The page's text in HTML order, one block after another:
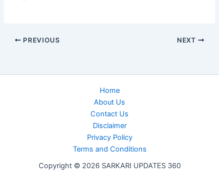
PREVIOUS NEXT
Home
About Us
Contact Us
Disclaimer
Privacy Policy
Terms and Conditions
Copyright © 2026 SARKARI UPDATES 360